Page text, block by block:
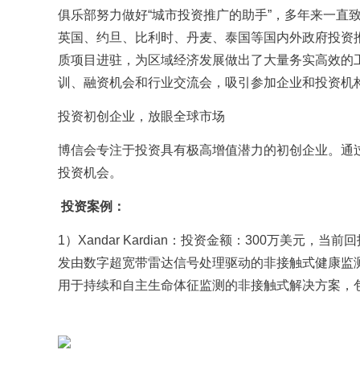
俱乐部努力做好“城市投资推广的助手”，多年来一直
英国、约旦、比利时、丹麦、泰国等国内外政府投
质项目进驻，为区域经济发展做出了大量务实高效
训、融资机会和行业交流会，吸引参加企业和投资
投资初创企业，放眼全球市场
博信会专注于投资具有极高增值潜力的初创企业。
投资机会。
投资案例：
1）Xandar Kardian：投资金额：300万美元，当前
发由数字超宽带雷达信号处理驱动的非接触式健康
用于持续和自主生命体征监测的非接触式解决方案